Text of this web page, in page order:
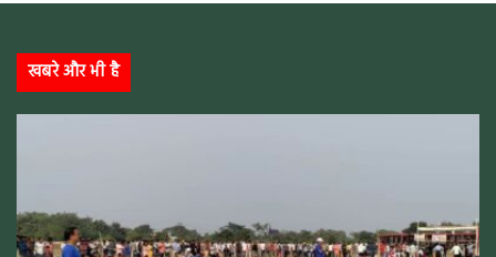
खबरे और भी है